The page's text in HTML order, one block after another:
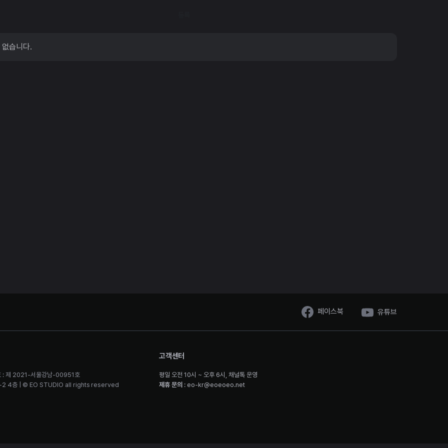
습니다.
페이스북 유튜브
: 제 2021-서울강남-00951호
2 4층 | © EO STUDIO all rights reserved
고객센터
평일 오전 10시 ~ 오후 6시, 채널톡 운영
제휴 문의 : eo-kr@eoeoeo.net